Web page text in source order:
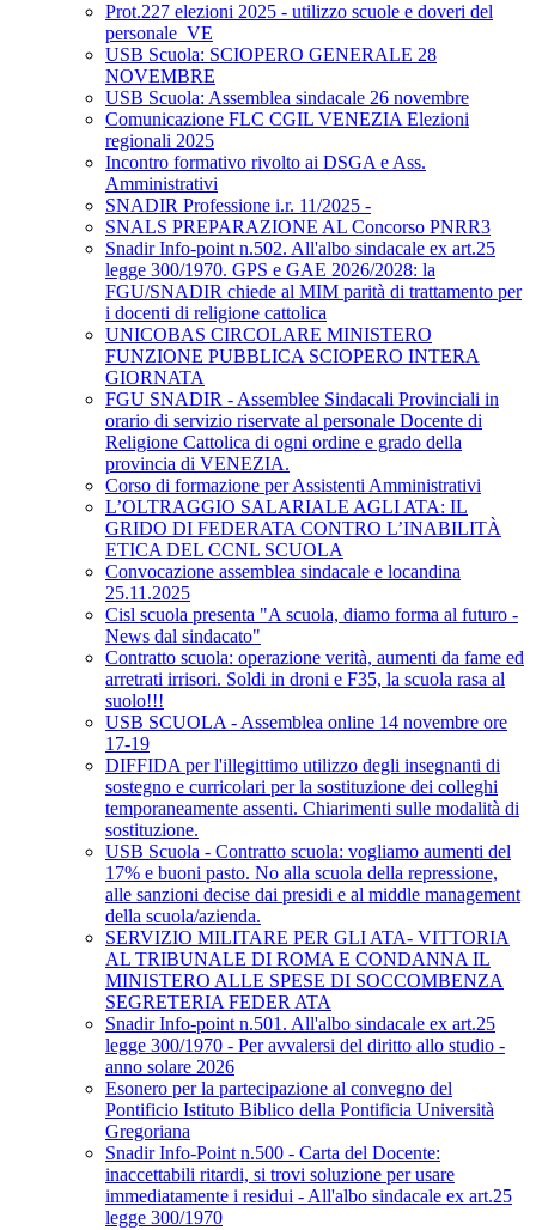
Prot.227 elezioni 2025 - utilizzo scuole e doveri del
personale_VE
USB Scuola: SCIOPERO GENERALE 28
NOVEMBRE
USB Scuola: Assemblea sindacale 26 novembre
Comunicazione FLC CGIL VENEZIA Elezioni
regionali 2025
Incontro formativo rivolto ai DSGA e Ass.
Amministrativi
SNADIR Professione i.r. 11/2025 -
SNALS PREPARAZIONE AL Concorso PNRR3
Snadir Info-point n.502. All'albo sindacale ex art.25
legge 300/1970. GPS e GAE 2026/2028: la
FGU/SNADIR chiede al MIM parità di trattamento per
i docenti di religione cattolica
UNICOBAS CIRCOLARE MINISTERO
FUNZIONE PUBBLICA SCIOPERO INTERA
GIORNATA
FGU SNADIR - Assemblee Sindacali Provinciali in
orario di servizio riservate al personale Docente di
Religione Cattolica di ogni ordine e grado della
provincia di VENEZIA.
Corso di formazione per Assistenti Amministrativi
L’OLTRAGGIO SALARIALE AGLI ATA: IL
GRIDO DI FEDERATA CONTRO L’INABILITÀ
ETICA DEL CCNL SCUOLA
Convocazione assemblea sindacale e locandina
25.11.2025
Cisl scuola presenta "A scuola, diamo forma al futuro -
News dal sindacato"
Contratto scuola: operazione verità, aumenti da fame ed
arretrati irrisori. Soldi in droni e F35, la scuola rasa al
suolo!!!
USB SCUOLA - Assemblea online 14 novembre ore
17-19
DIFFIDA per l'illegittimo utilizzo degli insegnanti di
sostegno e curricolari per la sostituzione dei colleghi
temporaneamente assenti. Chiarimenti sulle modalità di
sostituzione.
USB Scuola - Contratto scuola: vogliamo aumenti del
17% e buoni pasto. No alla scuola della repressione,
alle sanzioni decise dai presidi e al middle management
della scuola/azienda.
SERVIZIO MILITARE PER GLI ATA- VITTORIA
AL TRIBUNALE DI ROMA E CONDANNA IL
MINISTERO ALLE SPESE DI SOCCOMBENZA
SEGRETERIA FEDER ATA
Snadir Info-point n.501. All'albo sindacale ex art.25
legge 300/1970 - Per avvalersi del diritto allo studio -
anno solare 2026
Esonero per la partecipazione al convegno del
Pontificio Istituto Biblico della Pontificia Università
Gregoriana
Snadir Info-Point n.500 - Carta del Docente:
inaccettabili ritardi, si trovi soluzione per usare
immediatamente i residui - All'albo sindacale ex art.25
legge 300/1970